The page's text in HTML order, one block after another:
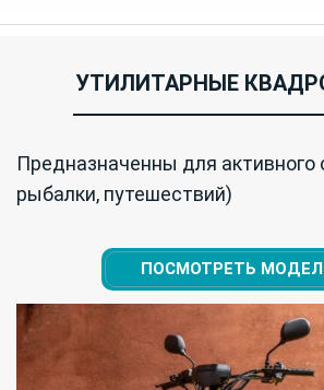
УТИЛИТАРНЫЕ
Предназначенны для активного
рыбалки, путешествий)
ПОСМОТРЕТЬ